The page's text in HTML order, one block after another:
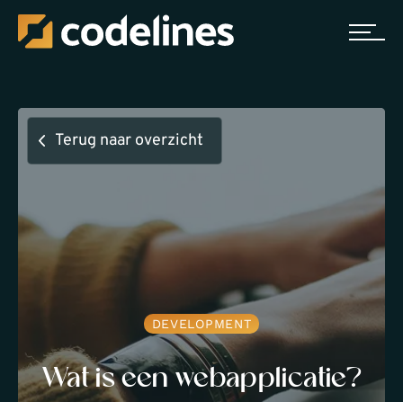
Terug naar overzicht
DEVELOPMENT
Wat is een webapplicatie?